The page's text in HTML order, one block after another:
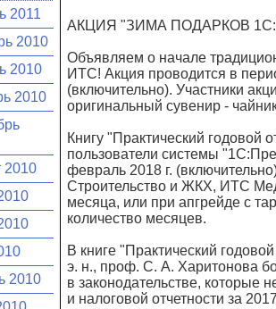
2011
2010
2010
2010
2010
2010
АКЦИЯ "ЗИМА ПОДАРКОВ
Объявляем о начале
ИТС! Акция проводится в
(включительно). Участники
оригинальный сувенир -
Книгу "Практический годовой
пользователи системы
февраль 2018 г.
Строительство и ЖКХ, ИТС
месяца, или при апгрейде с
количество месяцев.
В книге "Практический
э. н., проф. С. А. Харитонова
в законодательстве, которые
и налоговой отчетности за